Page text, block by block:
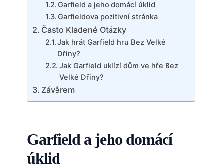
Garfield a jeho domácí úklid
Garfieldova pozitivní stránka
Často Kladené Otázky
Jak hrát Garfield hru Bez Velké
Dřiny?
Jak Garfield uklízí dům ve hře Bez
Velké Dřiny?
Závěrem
Garfield a jeho domácí
úklid